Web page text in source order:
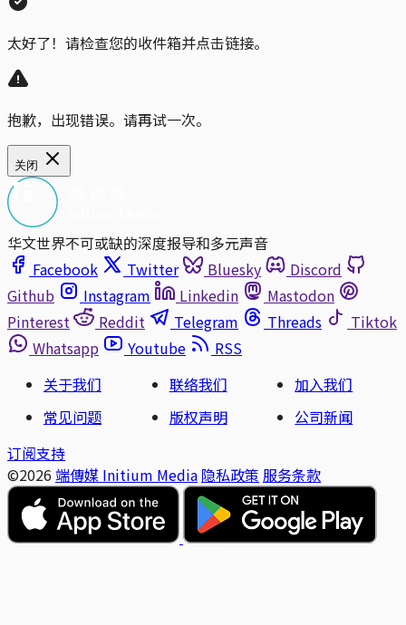
太好了！请检查您的收件箱并点击链接。
抱歉，出现错误。请再试一次。
关闭
华文世界不可或缺的深度报导和多元声音
Facebook
Twitter Bluesky
Discord
Github
Instagram Linkedin
Mastodon
Pinterest
Reddit Telegram Threads
Tiktok
Whatsapp
Youtube
RSS
关于我们
联络我们
加入我们
常见问题
版权声明
公司新闻
订阅支持
©2026 端傳媒 Initium Media 隐私政策 服务条款